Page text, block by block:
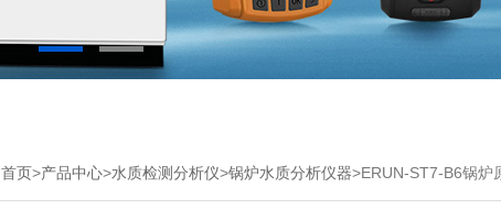
首页>产品中心>水质检测分析仪>锅炉水质分析仪器>ERUN-ST7-B6锅炉